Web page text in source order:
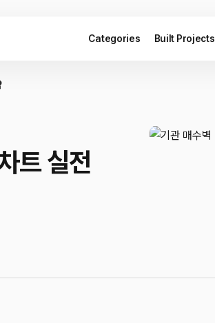
Categories Built Projects
트 실전